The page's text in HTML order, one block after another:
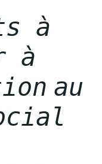
à
à
au